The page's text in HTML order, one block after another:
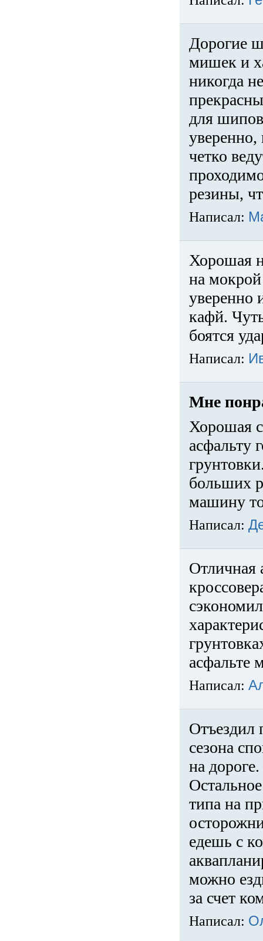
Дорогие
мишек и
никогда
для
четко
резины,
Написал:
Хорошая
на
уверенно
кафй.
боятся
Написал:
Мне
Хорошая
асфальту
больших
машину
Написал:
Отличная
асфальте
Написал:
Отъездил
сезона
на
типа на
едешь с
можно
за счет
Написал: